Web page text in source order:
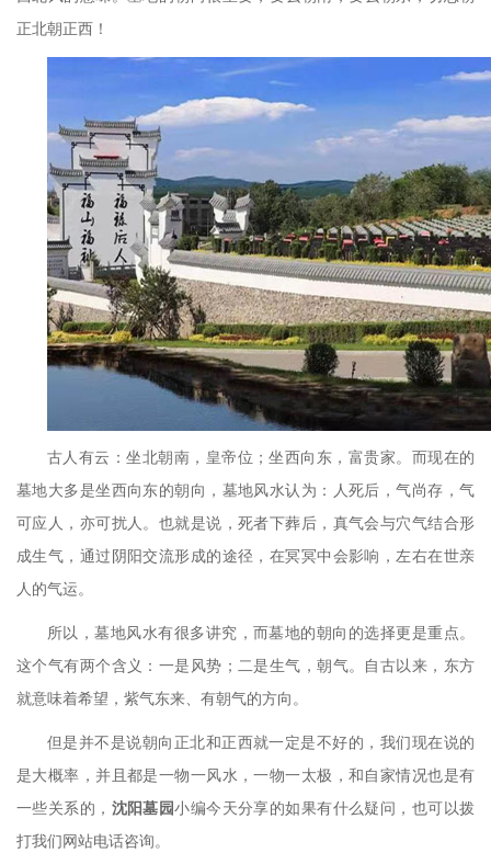
正北朝 正 西！
古人有云：坐北朝南，皇帝位；坐西向东，富贵家。而现在的
墓地大多是坐西向东的朝向，墓地风水认为：人死后，气尚存，气
可应人，亦可扰人。也就是说，死者下葬后，真气会与穴气结合形
成生气，通过阴阳交流形成的途径，在冥冥中会影响，左右在世亲
人的气运。
所以，墓地风水有很多讲究，而墓地的朝向的选择更是重点。
这个气有两个含义：一是风势；二是生气，朝气。自古以来，东方
就意味着希望，紫气东来、有朝气的方向。
但是并不是说朝向正北和正西就一定是不好的，我们现在说的
是大概率，并且都是一物一风水，一物一太极，和自家情况也是有
一些关系的， 沈阳墓园小编今天分享的如果有什么疑问，也可以拨
打我们网站电话咨询。